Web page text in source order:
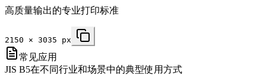
高质量输出的专业打印标准
2150 × 3035 px
常见应用
JIS B5在不同行业和场景中的典型使用方式